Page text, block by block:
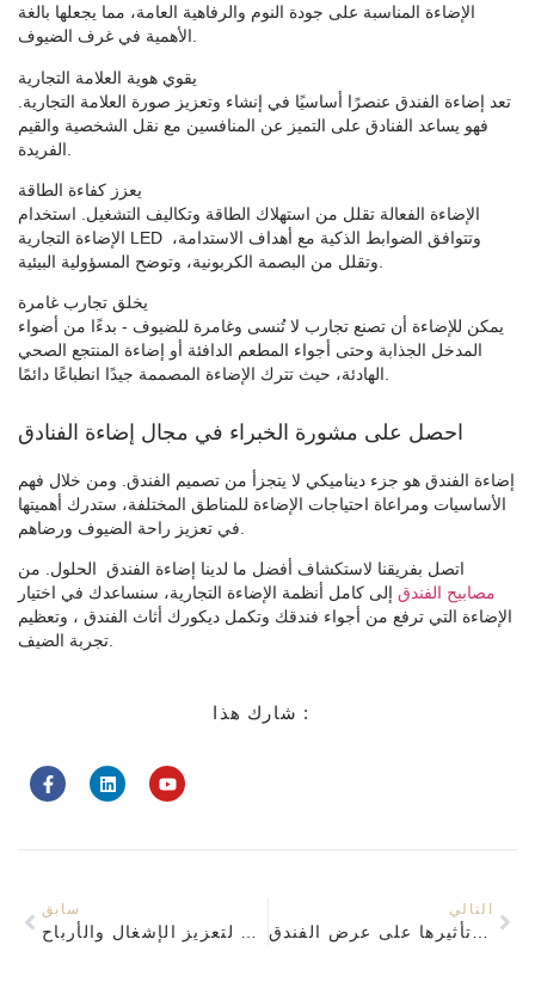
الإضاءة المناسبة على جودة النوم والرفاهية العامة، مما يجعلها بالغة
الأهمية في غرف الضيوف.
يقوي هوية العلامة التجارية
تعد إضاءة الفندق عنصرًا أساسيًا في إنشاء وتعزيز صورة العلامة التجارية.
فهو يساعد الفنادق على التميز عن المنافسين مع نقل الشخصية والقيم
يعزز كفاءة الطاقة
الإضاءة الفعالة تقلل من استهلاك الطاقة وتكاليف التشغيل. استخدام
الإضاءة التجارية LED
يخلق تجارب غامرة
يمكن للإضاءة أن تصنع تجارب لا تُنسى وغامرة للضيوف - بدءًا من أضواء
المدخل الجذابة وحتى أجواء المطعم الدافئة أو إضاءة المنتجع الصحي
الهادئة، حيث تترك الإضاءة المصممة جيدًا انطباعًا دائمًا.
احصل على مشورة الخبراء في مجال إضاءة الفنادق
إضاءة الفندق هو جزء ديناميكي لا يتجزأ من تصميم الفندق. ومن خلال فهم
الأساسيات ومراعاة احتياجات الإضاءة للمناطق المختلفة، ستدرك أهميتها
اتصل بفريقنا لاستكشاف أفضل ما لدينا إضاءة الفندق الحلول. من
مصابيح الفندق إلى كامل أنظمة الإضاءة التجارية، سنساعدك في اختيار
الإضاءة التي ترفع من أجواء فندقك وتكمل ديكورك أثاث الفندق ، وتعظيم
تجربة الضيف.
شارك هذا :
سابق التالي